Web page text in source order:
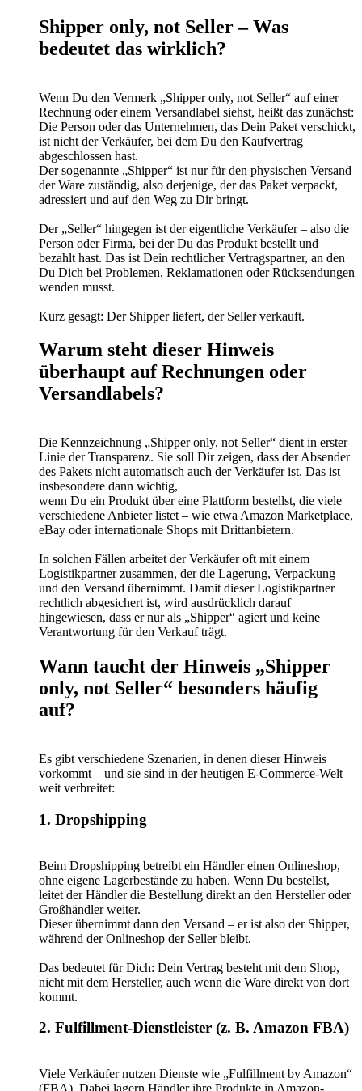
Shipper only, not Seller – Was
bedeutet das wirklich?
Wenn Du den Vermerk „Shipper only, not Seller“ auf einer
Rechnung oder einem Versandlabel siehst, heißt das zunächst:
Die Person oder das Unternehmen, das Dein Paket verschickt,
ist nicht der Verkäufer, bei dem Du den Kaufvertrag
abgeschlossen hast.
Der sogenannte „Shipper“ ist nur für den physischen Versand
der Ware zuständig, also derjenige, der das Paket verpackt,
adressiert und auf den Weg zu Dir bringt.
Der „Seller“ hingegen ist der eigentliche Verkäufer – also die
Person oder Firma, bei der Du das Produkt bestellt und
bezahlt hast. Das ist Dein rechtlicher Vertragspartner, an den
Du Dich bei Problemen, Reklamationen oder Rücksendungen
wenden musst.
Kurz gesagt: Der Shipper liefert, der Seller verkauft.
Warum steht dieser Hinweis
überhaupt auf Rechnungen oder
Versandlabels?
Die Kennzeichnung „Shipper only, not Seller“ dient in erster
Linie der Transparenz. Sie soll Dir zeigen, dass der Absender
des Pakets nicht automatisch auch der Verkäufer ist. Das ist
insbesondere dann wichtig,
wenn Du ein Produkt über eine Plattform bestellst, die viele
verschiedene Anbieter listet – wie etwa Amazon Marketplace,
eBay oder internationale Shops mit Drittanbietern.
In solchen Fällen arbeitet der Verkäufer oft mit einem
Logistikpartner zusammen, der die Lagerung, Verpackung
und den Versand übernimmt. Damit dieser Logistikpartner
rechtlich abgesichert ist, wird ausdrücklich darauf
hingewiesen, dass er nur als „Shipper“ agiert und keine
Verantwortung für den Verkauf trägt.
Wann taucht der Hinweis „Shipper
only, not Seller“ besonders häufig
auf?
Es gibt verschiedene Szenarien, in denen dieser Hinweis
vorkommt – und sie sind in der heutigen E-Commerce-Welt
weit verbreitet:
1. Dropshipping
Beim Dropshipping betreibt ein Händler einen Onlineshop,
ohne eigene Lagerbestände zu haben. Wenn Du bestellst,
leitet der Händler die Bestellung direkt an den Hersteller oder
Großhändler weiter.
Dieser übernimmt dann den Versand – er ist also der Shipper,
während der Onlineshop der Seller bleibt.
Das bedeutet für Dich: Dein Vertrag besteht mit dem Shop,
nicht mit dem Hersteller, auch wenn die Ware direkt von dort
kommt.
2. Fulfillment-Dienstleister (z. B. Amazon FBA)
Viele Verkäufer nutzen Dienste wie „Fulfillment by Amazon“
(FBA). Dabei lagern Händler ihre Produkte in Amazon-